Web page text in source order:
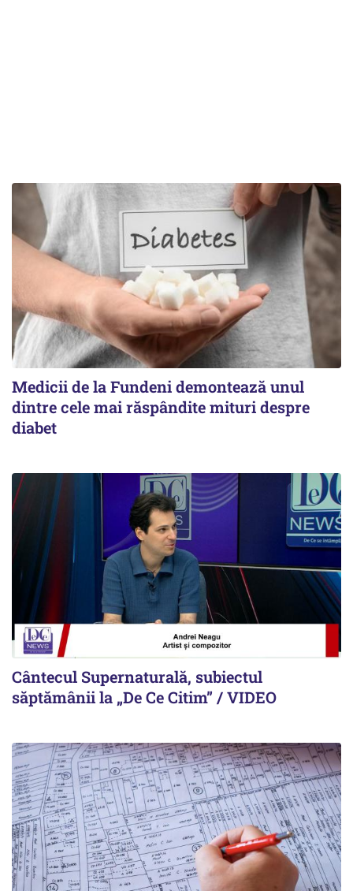
Medicii de la Fundeni demontează unul
dintre cele mai răspândite mituri despre
diabet
Cântecul Supernaturală, subiectul
săptămânii la „De Ce Citim” / VIDEO